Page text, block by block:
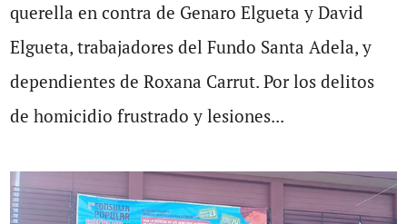
querella en contra de Genaro Elgueta y David
Elgueta, trabajadores del Fundo Santa Adela, y
dependientes de Roxana Carrut. Por los delitos
de homicidio frustrado y lesiones...